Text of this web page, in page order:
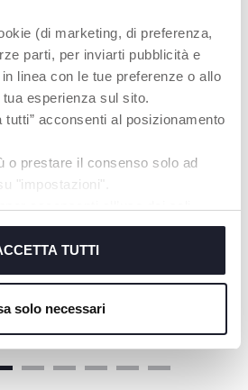
(di marketing, di preferenza,
parti, per inviarti pubblicità e
linea con le tue preferenze o allo
esperienza sul sito.
tutti” acconsenti al posizionamento
o prestare il consenso solo ad
"impostazioni".
per fruire del servizio
TUTTI
solo necessari
SIE INTERESSIEREN
Fußsack für Kinderwagen